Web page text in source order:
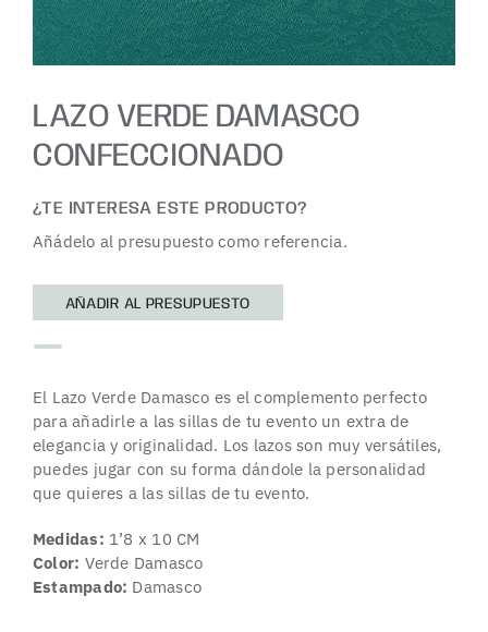
LAZO VERDE DAMASCO
CONFECCIONADO
¿TE INTERESA ESTE PRODUCTO?
Añádelo al presupuesto como referencia.
AÑADIR AL PRESUPUESTO
El Lazo Verde Damasco es el complemento perfecto
para añadirle a las sillas de tu evento un extra de
elegancia y originalidad. Los lazos son muy versátiles,
puedes jugar con su forma dándole la personalidad
que quieres a las sillas de tu evento.
Medidas: 1’8 x 10 CM
Color: Verde Damasco
Estampado: Damasco